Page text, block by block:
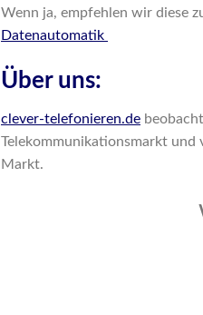
Wenn ja, empfehlen wir diese
Datenautomatik
Über uns:
clever-telefonieren.de
Telekommunikationsmarkt und
Markt.